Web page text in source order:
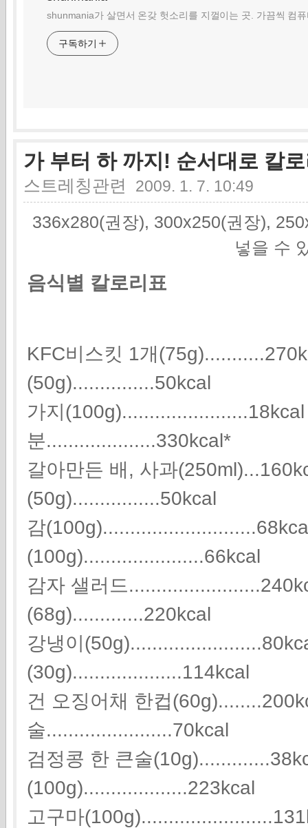
shunmania가 살면서 온갖 헛소리를 지껄이는 곳. 가끔씩 컴
구독하기
가 부터 하 까지! 순서대로 칼
스트레칭관련 2009. 1. 7. 10:49
336x280(권장), 300x250(권장),
넣을 수
음식별 칼로리표
KFC비스킷 1개
(50g)...............50kcal
가지
분....................330kcal*
갈아만든 배, 사과
(50g)................50kcal
감
(100g)......................66kcal
감자 샐러드
(68g).............220kcal
강냉이
(30g)....................114kcal
건 오징어채 한컵
술.......................70kcal
검정콩 한 큰술
(100g)...................223kcal
고구마